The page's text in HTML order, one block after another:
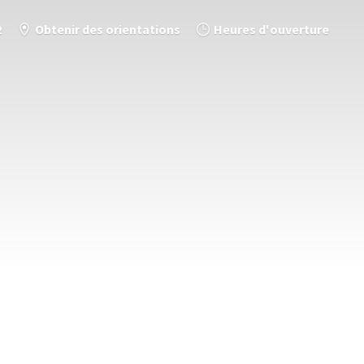
Obtenir des orientations Heures d'ouverture